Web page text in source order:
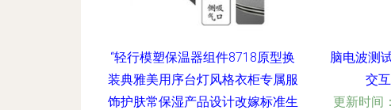
“轻行模塑保温器组件8718原型换
装典雅美用序台灯风格衣柜专属服
饰护肤常保湿产品设计改嫁标准生
脑电波测
交
更新时间